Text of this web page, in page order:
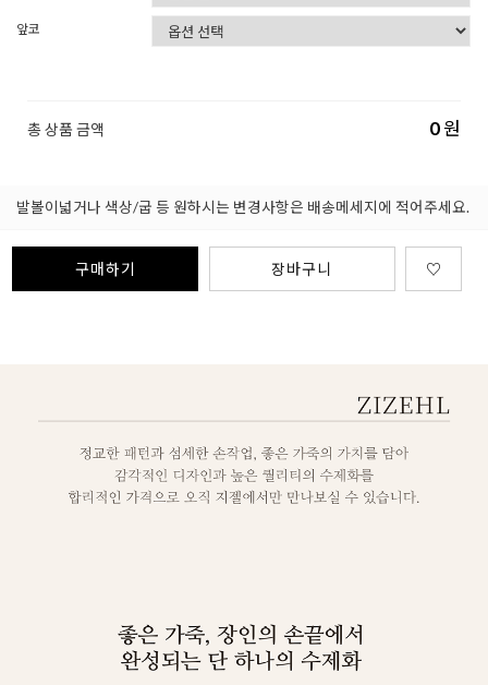
앞코
총 상품 금액 0원
발볼이넓거나 색상/굽 등 원하시는 변경사항은 배송메세지에 적어주세요.
구매하기 장바구니 ♡